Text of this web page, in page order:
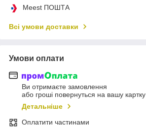
Meest ПОШТА
Всі умови доставки
Умови оплати
Ви отримаєте замовлення
або гроші повернуться на вашу картку
Детальніше
Оплатити частинами